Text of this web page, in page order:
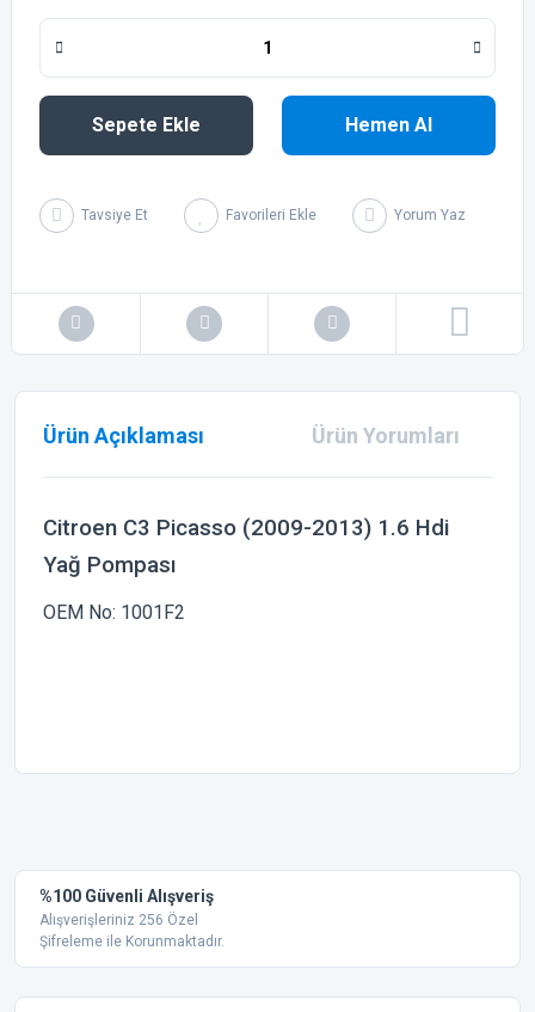
Sepete Ekle Hemen Al
Tavsiye Et Yorum Yaz
Ürün Açıklaması Ürün Yorumları
Citroen C3 Picasso (2009-2013) 1.6 Hdi
Yağ Pompası
OEM No: 1001F2
Ürün resmi kalitesiz, bozuk veya görüntülenemiyor.
Ürün açıklamasında eksik bilgiler bulunuyor.
%100 Güvenli Alışveriş
Alışverişleriniz 256 Özel
Şifreleme ile Korunmaktadır.